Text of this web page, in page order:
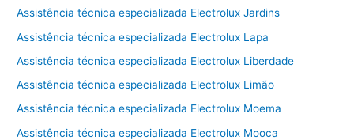
Assistência técnica especializada Electrolux Jardins
Assistência técnica especializada Electrolux Lapa
Assistência técnica especializada Electrolux Liberdade
Assistência técnica especializada Electrolux Limão
Assistência técnica especializada Electrolux Moema
Assistência técnica especializada Electrolux Mooca